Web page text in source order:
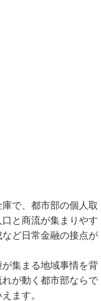
で、都市部の個人取
と商流が集まりやす
ど日常金融の接点が
集まる地域事情を背
が動く都市部ならで
ます。